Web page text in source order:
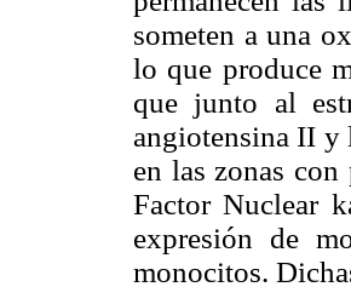
someten a una
lo que produce
que junto al
angiotensina II y
en las zonas con
Factor Nuclear
expresión de
monocitos.